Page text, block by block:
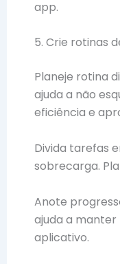
app.
5. Crie rotinas
Planeje rotina
ajuda a não
eficiência e
Divida tarefas
sobrecarga.
Anote
ajuda a manter
aplicativo.